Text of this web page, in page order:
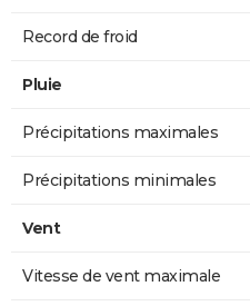
Record de froid
Pluie
Précipitations maximales
Précipitations minimales
Vent
Vitesse de vent maximale